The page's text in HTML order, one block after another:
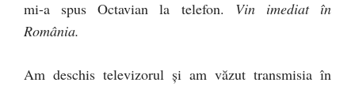
mi-a spus Octavian la telefon. Vin imediat în
România.
Am deschis televizorul şi am văzut transmisia în